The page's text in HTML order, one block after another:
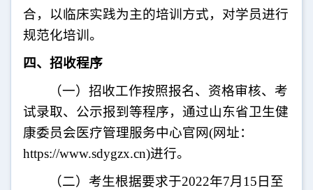
合，以临床实践为主的培训方式，对学员进行
规范化培训。
四、招收程序
（一）招收工作按照报名、资格审核、考
试录取、公示报到等程序，通过山东省卫生健
康委员会医疗管理服务中心官网(网址：
https://www.sdygzx.cn)进行。
（二）考生根据要求于2022年7月 15 日至